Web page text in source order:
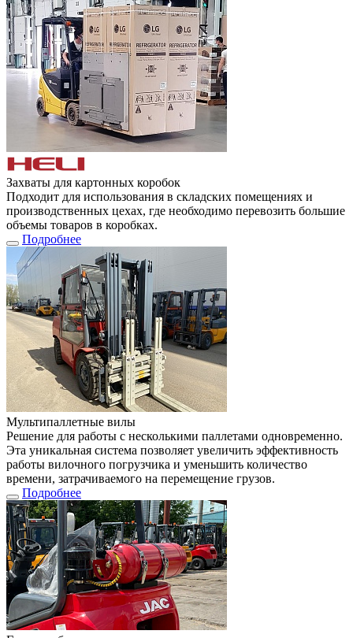
Захваты для картонных коробок
Подходит для использования в складских помещениях и
производственных цехах, где необходимо перевозить большие
объемы товаров в коробках.
Подробнее
Мультипаллетные вилы
Решение для работы с несколькими паллетами одновременно.
Эта уникальная система позволяет увеличить эффективность
работы вилочного погрузчика и уменьшить количество
времени, затрачиваемого на перемещение грузов.
Подробнее